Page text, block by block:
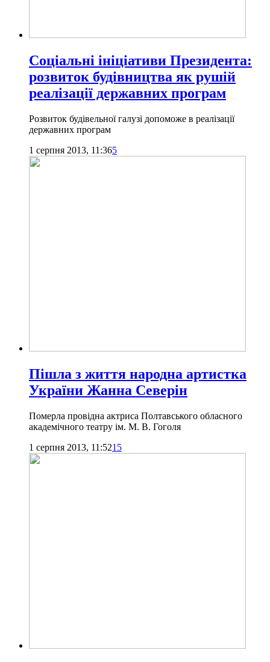
Соціальні ініціативи Президента:
розвиток будівництва як рушій
реалізації державних програм
Розвиток будівельної галузі допоможе в реалізації
державних програм
1 серпня 2013, 11:365
Пішла з життя народна артистка
України Жанна Северін
Померла провідна актриса Полтавського обласного
академічного театру ім. М. В. Гоголя
1 серпня 2013, 11:5215